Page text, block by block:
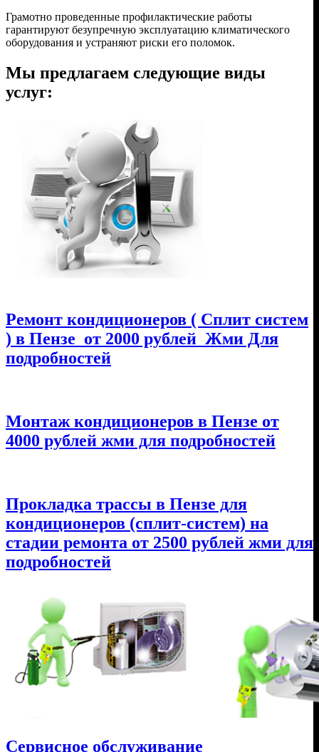
Грамотно проведенные профилактические работы
гарантируют безупречную эксплуатацию климатического
оборудования и устраняют риски его поломок.
Мы предлагаем следующие виды
услуг:
Ремонт кондиционеров ( Сплит систем
) в Пензе от 2000 рублей Жми Для
подробностей
Монтаж кондиционеров в Пензе от
4000 рублей жми для подробностей
Прокладка трассы в Пензе для
кондиционеров (сплит-систем) на
стадии ремонта от 2500 рублей жми для
подробностей
Сервисное обслуживание